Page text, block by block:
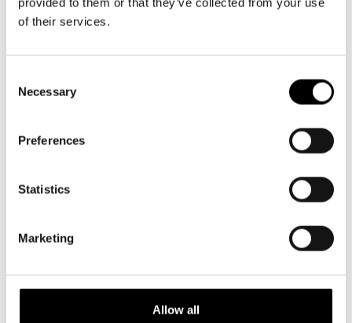
of their services.
Selection
Necessary
Preferences
Statistics
Marketing
Allow all
Niklas Strömstedt OM kärleken, Finland